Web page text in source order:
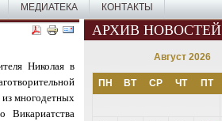
МЕДИАТЕКА КОНТАКТЫ
Николая в
из многодетных
Викариатства
АРХИВ НОВОСТЕЙ
Август 2026
ПН ВТ СР ЧТ ПТ